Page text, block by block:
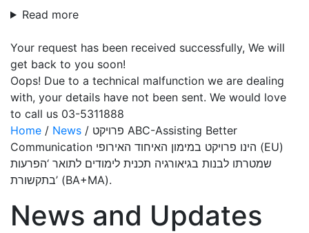
Read more
Your request has been received successfully, We will
get back to you soon!
Oops! Due to a technical malfunction we are dealing
with, your details have not been sent. We would love
to call us 03-5311888
Home / News / פרויקט ABC-Assisting Better
Communication הינו פרויקט במימון האיחוד האירופי (EU)
שמטרתו לבנות בגיאורגיה תכנית לימודים לתואר ‘הפרעות
בתקשורת’ (BA+MA).
News and Updates